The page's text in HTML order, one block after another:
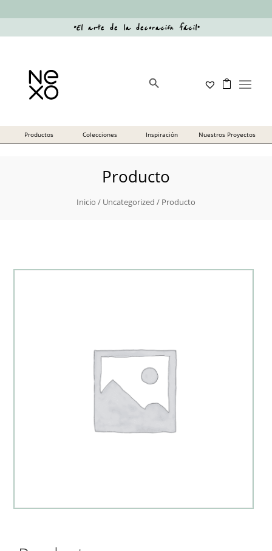
“El arte de la decoración fácil”
Producto
Inicio / Uncategorized / Producto